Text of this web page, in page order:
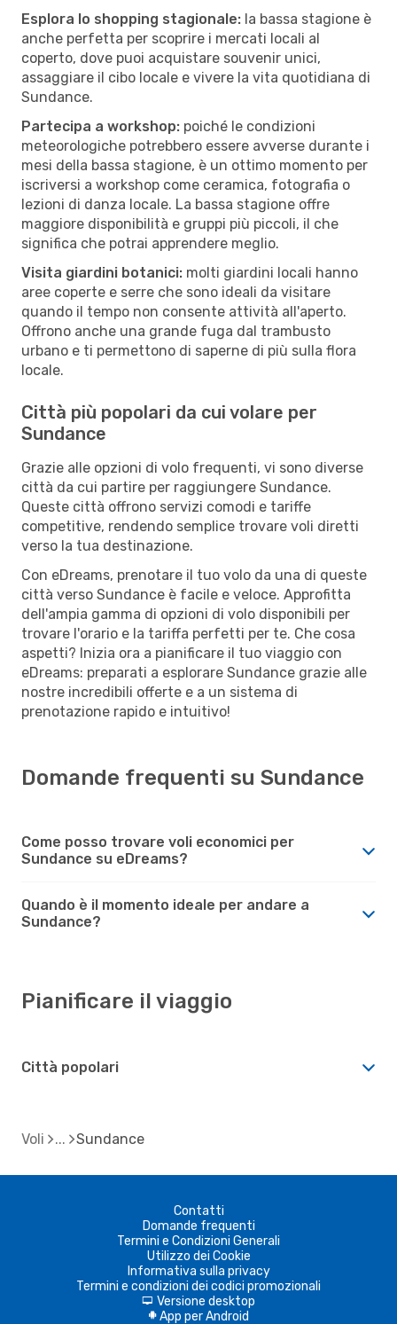
Esplora lo shopping stagionale: la bassa stagione è
anche perfetta per scoprire i mercati locali al
coperto, dove puoi acquistare souvenir unici,
assaggiare il cibo locale e vivere la vita quotidiana di
Sundance.
Partecipa a workshop: poiché le condizioni
meteorologiche potrebbero essere avverse durante i
mesi della bassa stagione, è un ottimo momento per
iscriversi a workshop come ceramica, fotografia o
lezioni di danza locale. La bassa stagione offre
maggiore disponibilità e gruppi più piccoli, il che
significa che potrai apprendere meglio.
Visita giardini botanici: molti giardini locali hanno
aree coperte e serre che sono ideali da visitare
quando il tempo non consente attività all'aperto.
Offrono anche una grande fuga dal trambusto
urbano e ti permettono di saperne di più sulla flora
locale.
Città più popolari da cui volare per
Sundance
Grazie alle opzioni di volo frequenti, vi sono diverse
città da cui partire per raggiungere Sundance.
Queste città offrono servizi comodi e tariffe
competitive, rendendo semplice trovare voli diretti
verso la tua destinazione.
Con eDreams, prenotare il tuo volo da una di queste
città verso Sundance è facile e veloce. Approfitta
dell'ampia gamma di opzioni di volo disponibili per
trovare l'orario e la tariffa perfetti per te. Che cosa
aspetti? Inizia ora a pianificare il tuo viaggio con
eDreams: preparati a esplorare Sundance grazie alle
nostre incredibili offerte e a un sistema di
prenotazione rapido e intuitivo!
Domande frequenti su Sundance
Come posso trovare voli economici per
Sundance su eDreams?
Quando è il momento ideale per andare a
Sundance?
Pianificare il viaggio
Città popolari
Voli Sundance
Contatti
Domande frequenti
Termini e Condizioni Generali
Utilizzo dei Cookie
Informativa sulla privacy
Termini e condizioni dei codici promozionali
d Versione desktop
A App per Android